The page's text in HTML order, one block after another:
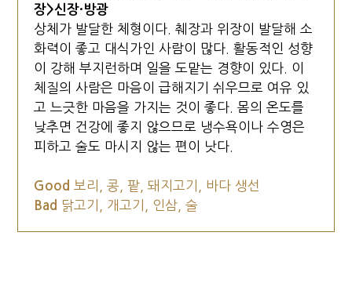
장>신장·방광
상체가 발달한 체형이다. 췌장과 위장이 발달해 소
화력이 좋고 대식가인 사람이 많다. 활동적인 성향
이 강해 부지런하며 일을 도맡는 경향이 있다. 이
체질의 사람은 마음이 급해지기 쉬우므로 여유 있
고 느긋한 마음을 가지는 것이 좋다. 몸의 온도를
낮추면 건강에 좋지 않으므로 냉수욕이나 수영은
피하고 술도 마시지 않는 편이 낫다.
Good보리, 콩, 팥, 돼지고기, 바다 생선
Bad 닭고기, 개고기, 인삼, 술